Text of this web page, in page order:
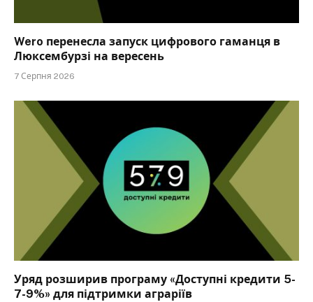
Wero перенесла запуск цифрового гаманця в
Люксембурзі на вересень
7 Серпня 2026
Уряд розширив програму «Доступні кредити 5-
7-9%» для підтримки аграріїв